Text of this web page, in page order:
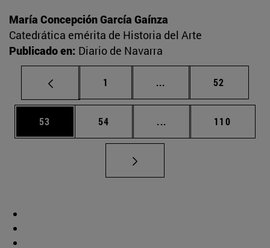
María Concepción García Gaínza
Catedrática emérita de Historia del Arte
Publicado en: Diario de Navarra
Página
1 ... Páginas intermedias
Página
52
Página
53 Página
54 ... Páginas intermedias
Página
110